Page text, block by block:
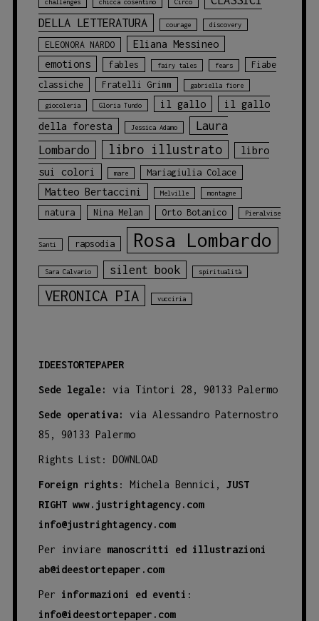
challenges chicca cosentino Circo
DELLA LETTERATURA
courage discovery
ELEONORA NARDO
Eliana Messineo
emotions
fables fairy tales fears
Fiabe
classiche
Fratelli Grimm gabriella fiore
giocoleria Gloria Tundo il gallo
il gallo
della foresta
Jessica Adamo
Laura
Lombardo
libro illustrato
libro
sui colori
mare Mariagiulia Colace
Matteo Bertaccini Melville montagne
natura Nina Melan Orto Botanico Pieralvise
Santi rapsodia Rosa Lombardo
Sara Calvario silent book spiritualità
VERONICA PIA vucciria
IDEESTORTEPAPER
Sede legale: via Tintori 28, 90133 Palermo
Sede operativa:
via Alessandro Paternostro
85, 90133 Palermo
Rights List: DOWNLOAD
Foreign rights : Michela Bennici, JUST
RIGHT www.justrightagency.com
info@justrightagency.com
Per inviare manoscritti ed illustrazioni
ab@ideestortepaper.com
Per informazioni ed eventi :
info@ideestortepaper.com